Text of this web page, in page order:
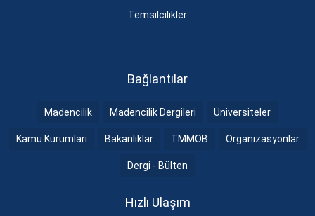
Temsilcilikler
Bağlantılar
Madencilik Madencilik Dergileri Üniversiteler
Kamu Kurumları Bakanlıklar TMMOB Organizasyonlar
Dergi - Bülten
Hızlı Ulaşım